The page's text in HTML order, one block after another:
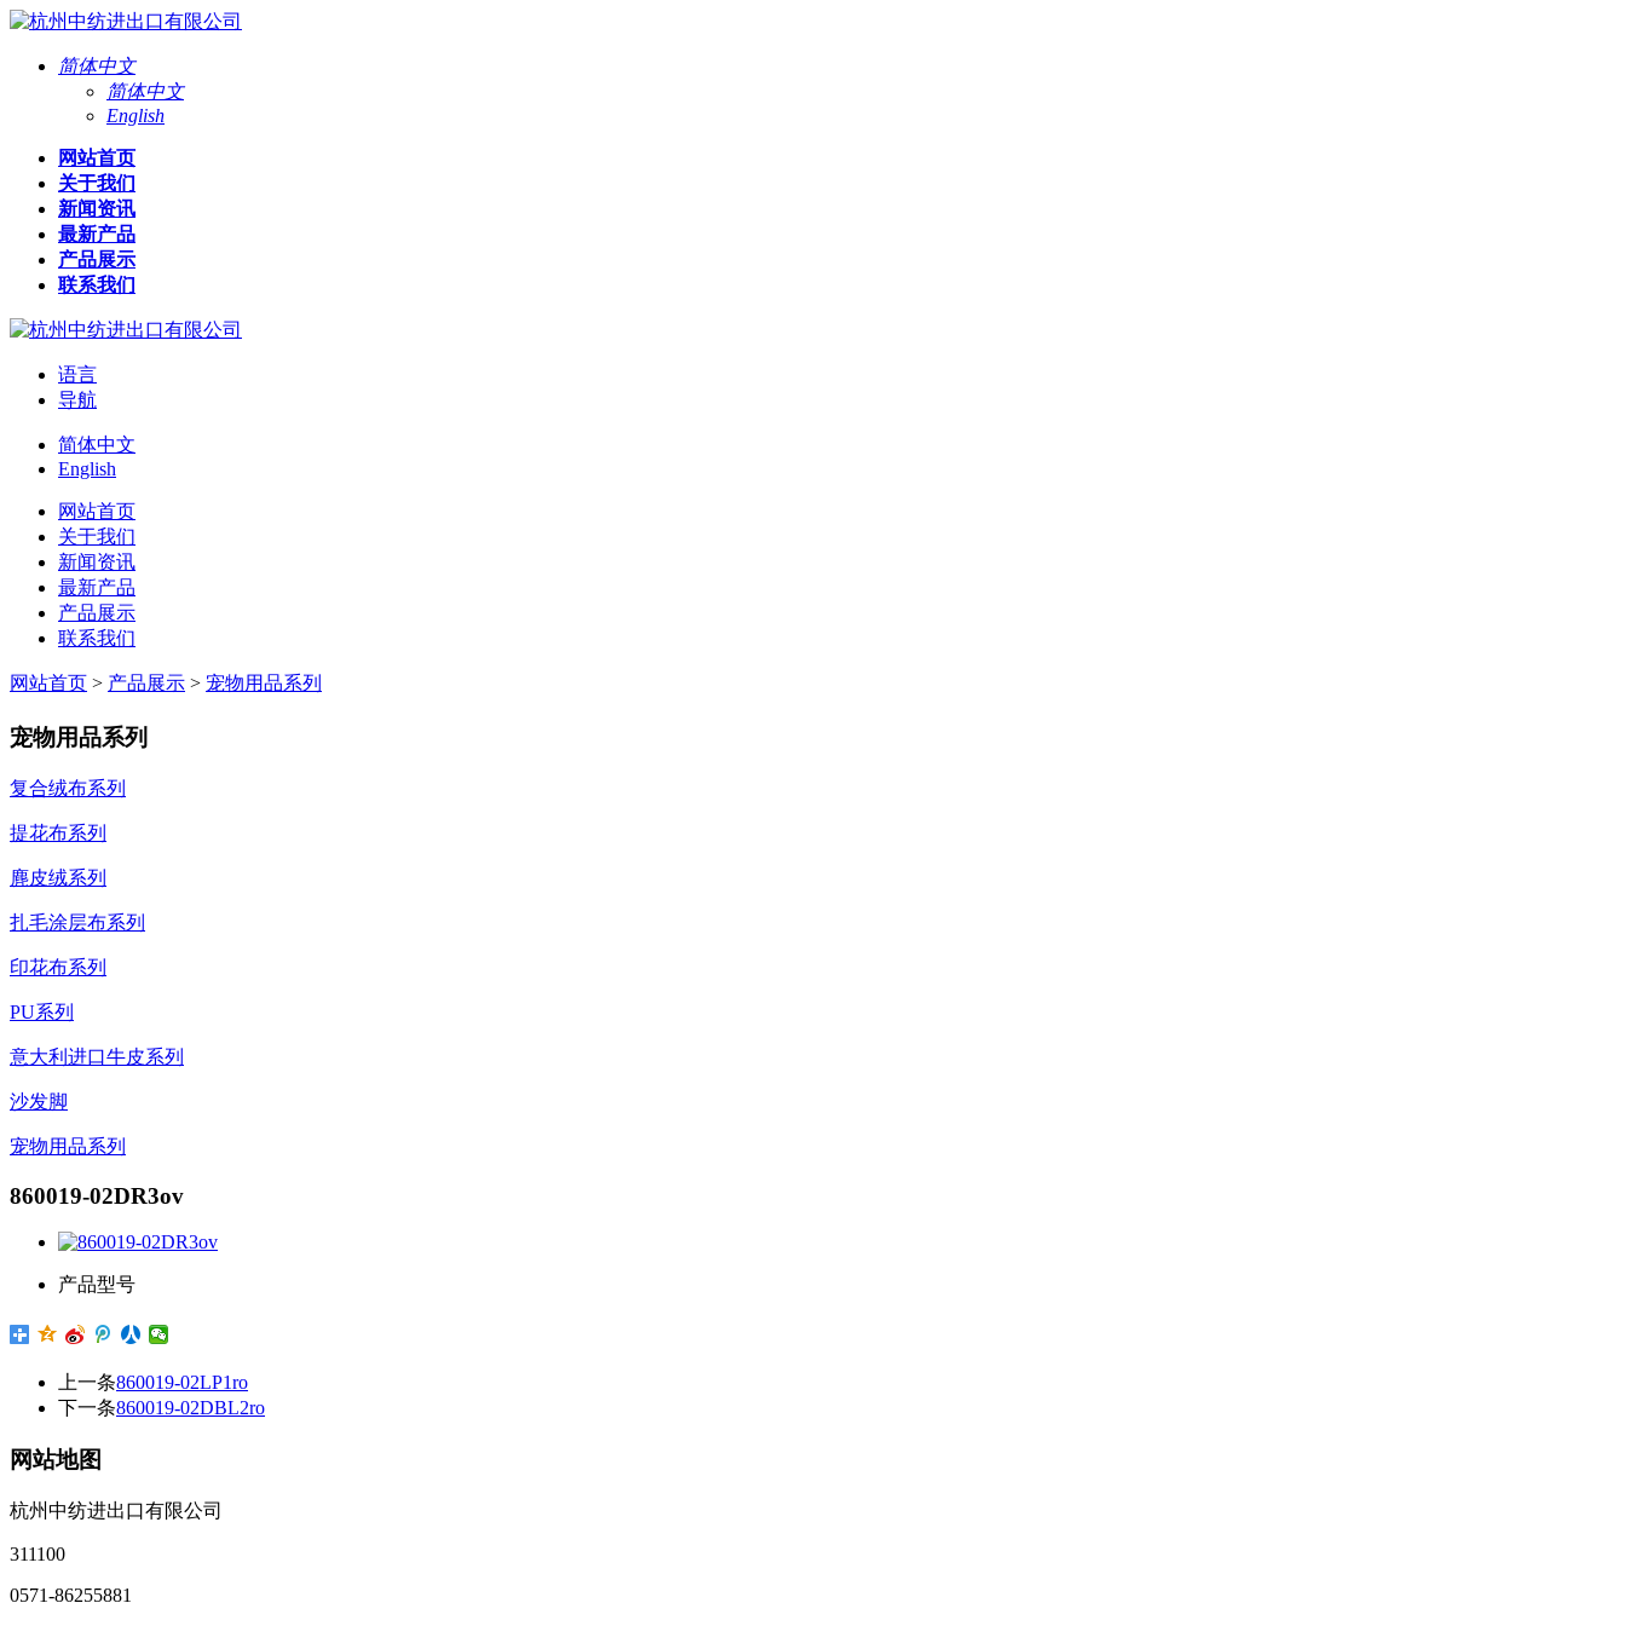
简体中文
简体中文
English
网站首页
关于我们
新闻资讯
最新产品
产品展示
联系我们
语言
导航
简体中文
English
网站首页
关于我们
新闻资讯
最新产品
产品展示
联系我们
网站首页 > 产品展示 > 宠物用品系列
宠物用品系列
复合绒布系列
提花布系列
麂皮绒系列
扎毛涂层布系列
印花布系列
PU系列
意大利进口牛皮系列
沙发脚
宠物用品系列
860019-02DR3ov
产品型号
上一条860019-02LP1ro
下一条860019-02DBL2ro
网站地图
杭州中纺进出口有限公司
311100
0571-86255881